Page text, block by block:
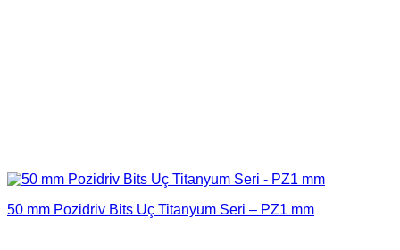
50 mm Pozidriv Bits Uç Titanyum Seri – PZ1 mm